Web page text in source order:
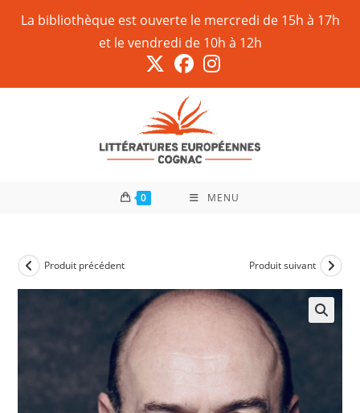
La bibliothèque est ouverte le mercredi de 15h à 17h
et le vendredi de 10h à 12h
0 MENU
Produit précédent Produit suivant